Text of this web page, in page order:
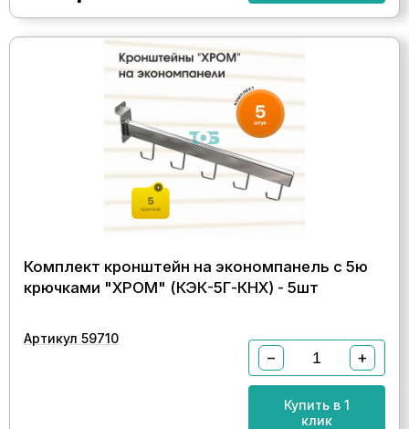
Комплект кронштейн на экономпанель с 5ю
крючками "ХРОМ" (КЭК-5Г-КНХ) - 5шт
Артикул 59710
− +
Купить в 1
клик